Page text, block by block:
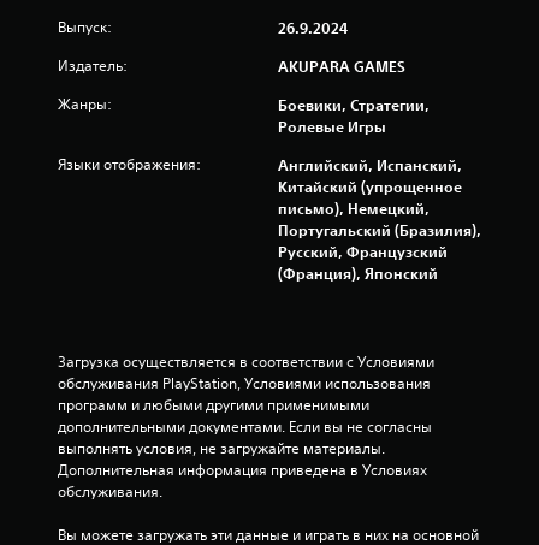
Выпуск: 26.9.2024
Издатель: AKUPARA GAMES
Жанры:
Боевики, Стратегии,
Ролевые Игры
Языки отображения:
Английский, Испанский,
Китайский (упрощенное
письмо), Немецкий,
Португальский (Бразилия),
Русский, Французский
(Франция), Японский
Загрузка осуществляется в соответствии с Условиями
обслуживания PlayStation, Условиями использования
программ и любыми другими применимыми
дополнительными документами. Если вы не согласны
выполнять условия, не загружайте материалы.
Дополнительная информация приведена в Условиях
обслуживания.
Вы можете загружать эти данные и играть в них на основной